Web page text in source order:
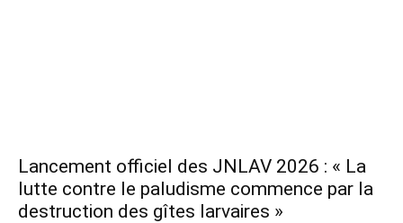
Lancement officiel des JNLAV 2026 : « La
lutte contre le paludisme commence par la
destruction des gîtes larvaires »